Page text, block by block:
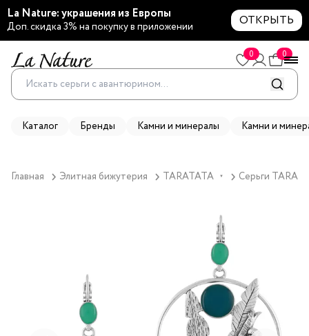
La Nature: украшения из Европы
Доп. скидка 3% на покупку в приложении ОТКРЫТЬ
0 0
Каталог Бренды Камни и минералы Камни и
Главная Элитная бижутерия TARATATA ▼ Серьги